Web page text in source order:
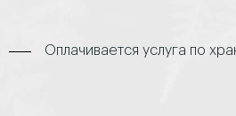
Оплачивается услуга по